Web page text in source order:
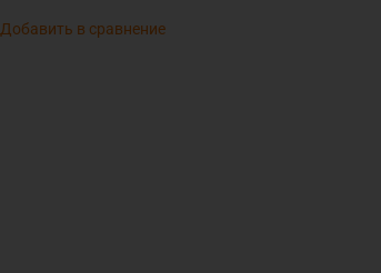
Добавить в сравнение